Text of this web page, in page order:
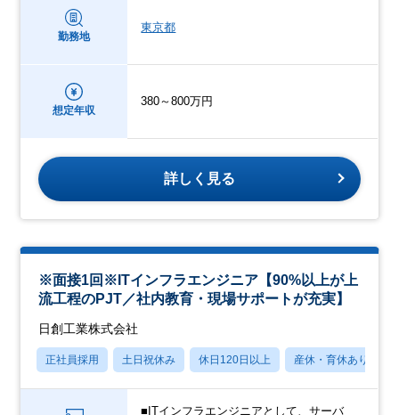
勤務地
東京都
想定年収
380～800万円
詳しく見る
※面接1回※ITインフラエンジニア【90%以上が上
流工程のPJT／社内教育・現場サポートが充実】
日創工業株式会社
正社員採用 土日祝休み 休日120日以上 産休・育休あり
■ITインフラエンジニアとして、サーバ